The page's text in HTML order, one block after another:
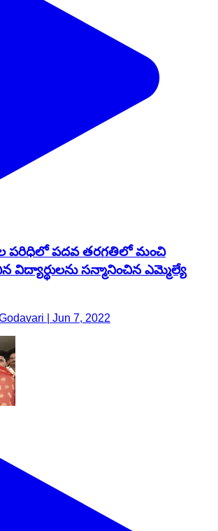
పరిధిలో పదవ తరగతిలో మంచి
విద్యార్థులను సన్మానించిన ఎమ్మెల్యే
| Jun 7, 2022